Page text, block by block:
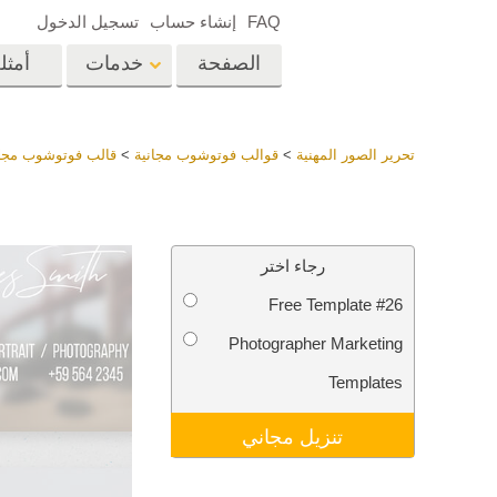
الصفحة خدمات
خدمات تحرير صور الزفاف
Lightroom
مجموعات LR مسبقة
الضبط بأكملها
أفضل الإعدادات
المسبقة للصفقة
مجموعة المحمول
FAQ إنشاء حساب تسجيل الدخول
تحرير الصور المهنية >قوالب فوتوشوب مجانية >قالب فوتوشوب
رجاء اختر
Free Template #26
Photographer Marketing
Templates
تنزيل مجاني